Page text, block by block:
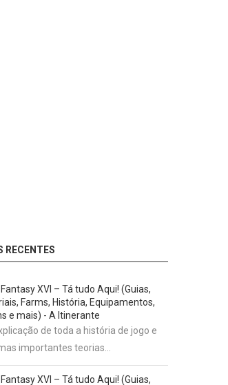
RECENTES
Fantasy XVI – Tá tudo Aqui! (Guias,
Farms, História, Equipamentos,
e mais) - A Itinerante
de toda a história de jogo e
importantes teorias…
Fantasy XVI – Tá tudo Aqui! (Guias,